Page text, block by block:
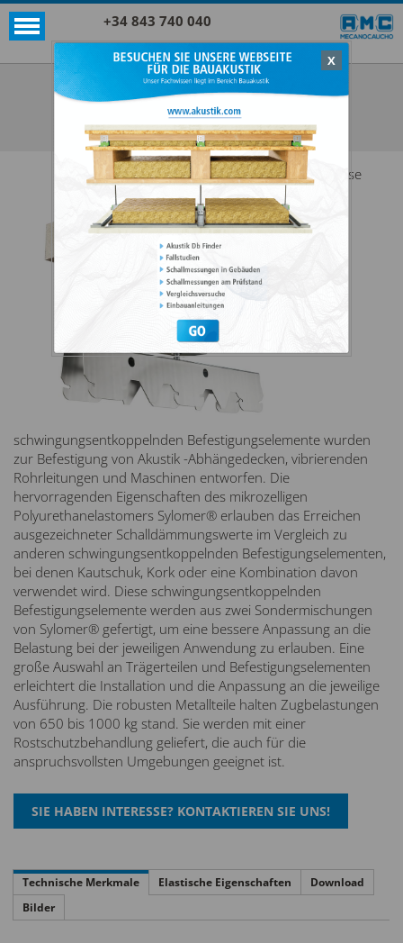
+34 843 740 040
X
Akustik + Sylomer®
AKUSTIK SAW + SYLOMER®
ALLE ANZEIGEN AKUSTIK + SYLOMER®
Diese
schwingungsentkoppelnden Befestigungselemente wurden
zur Befestigung von Akustik -Abhängedecken, vibrierenden
Rohrleitungen und Maschinen entworfen. Die
hervorragenden Eigenschaften des mikrozelligen
Polyurethanelastomers Sylomer® erlauben das Erreichen
ausgezeichneter Schalldämmungswerte im Vergleich zu
anderen schwingungsentkoppelnden Befestigungselementen,
bei denen Kautschuk, Kork oder eine Kombination davon
verwendet wird. Diese schwingungsentkoppelnden
Befestigungselemente werden aus zwei Sondermischungen
von Sylomer® gefertigt, um eine bessere Anpassung an die
Belastung bei der jeweiligen Anwendung zu erlauben. Eine
große Auswahl an Trägerteilen und Befestigungselementen
erleichtert die Installation und die Anpassung an die jeweilige
Ausführung. Die robusten Metallteile halten Zugbelastungen
von 650 bis 1000 kg stand. Sie werden mit einer
Rostschutzbehandlung geliefert, die auch für die
anspruchsvollsten Umgebungen geeignet ist.
Technische Merkmale Elastische Eigenschaften
Download
Bilder